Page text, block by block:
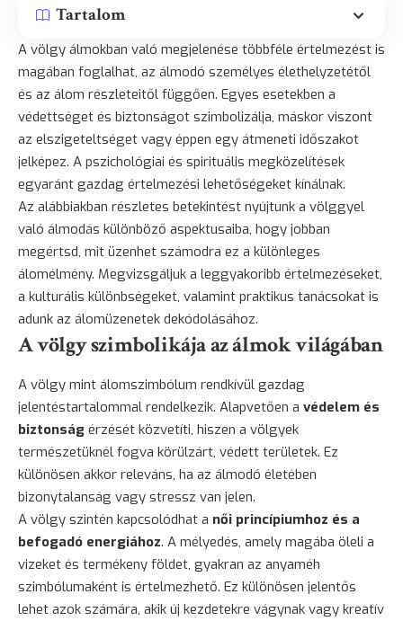
Tartalom
A völgy álmokban való megjelenése többféle értelmezést is
magában foglalhat, az álmodó személyes élethelyzetétől
és az álom részleteitől függően. Egyes esetekben a
védettséget és biztonságot szimbolizálja, máskor viszont
az elszigeteltséget vagy éppen egy átmeneti időszakot
jelképez. A pszichológiai és spirituális megközelítések
egyaránt gazdag értelmezési lehetőségeket kínálnak.
Az alábbiakban részletes betekintést nyújtunk a völggyel
való álmodás különböző aspektusaiba, hogy jobban
megértsd, mit üzenhet számodra ez a különleges
álomélmény. Megvizsgáljuk a leggyakoribb értelmezéseket,
a kulturális különbségeket, valamint praktikus tanácsokat is
adunk az álomüzenetek dekódolásához.
A völgy szimbolikája az álmok világában
A völgy mint álomszimbólum rendkívül gazdag
jelentéstartalommal rendelkezik. Alapvetően a védelem és
biztonság érzését közvetíti, hiszen a völgyek
természetüknél fogva körülzárt, védett területek. Ez
különösen akkor releváns, ha az álmodó életében
bizonytalanság vagy stressz van jelen.
A völgy szintén kapcsolódhat a női princípiumhoz és a
befogadó energiához. A mélyedés, amely magába öleli a
vizeket és termékeny földet, gyakran az anyaméh
szimbólumaként is értelmezhető. Ez különösen jelentős
lehet azok számára, akik új kezdetekre vágynak vagy kreatív